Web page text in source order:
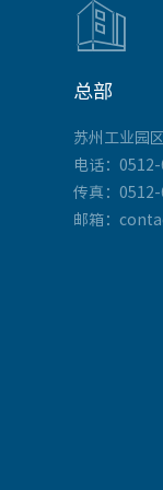

总部
苏州工业园
电话：
传真：
邮箱：